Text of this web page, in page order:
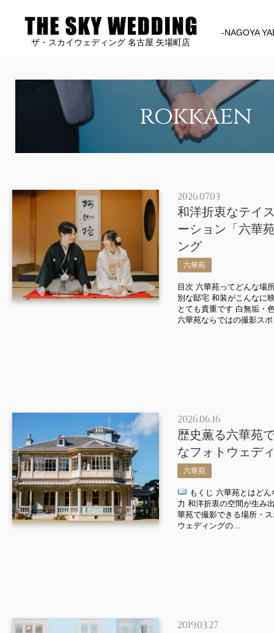
ザ・スカイウェディング 名古屋 矢場町店
-NAGOYA
rokkaen
2026.07.03
和洋折衷なテイ
ーション「六華
ング
六華苑
目次 六華苑ってどんな場
別な邸宅 和装がこんなに
とても貴重です 白無垢・
六華苑ならではの撮影ス
2026.06.16
歴史薫る六華苑
なフォトウェデ
六華苑
もくじ 六華苑とはど
力 和洋折衷の空間が生み
華苑で撮影できる場所・
ウェディングの...
2019.03.27